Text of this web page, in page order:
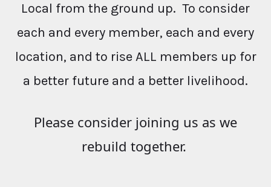
Local from the ground up. To consider
each and every member, each and every
location, and to rise ALL members up for
a better future and a better livelihood.
Please consider joining us as we
rebuild together.